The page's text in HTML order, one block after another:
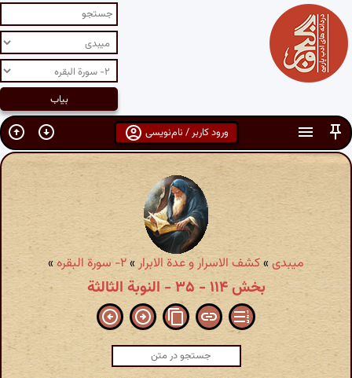
ورود کاربر / نام‌نویسی
میبدی »کشف الاسرار و عدة الابرار »۲- سورة البقره‏ »
بخش ۱۱۴ - ۳۵ - النوبة الثالثة